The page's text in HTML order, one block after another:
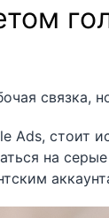
связка,
стоит
на